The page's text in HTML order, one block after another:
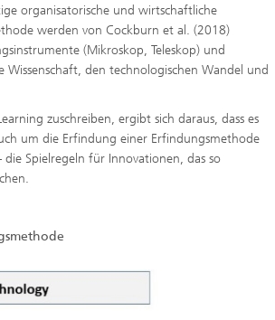
organisatorische und wirtschaftliche
werden von Cockburn et al. (2018)
(Mikroskop, Teleskop) und
den technologischen Wandel und
zuschreiben, ergibt sich daraus, dass es
um die Erfindung einer Erfindungsmethode
Spielregeln für Innovationen, das so